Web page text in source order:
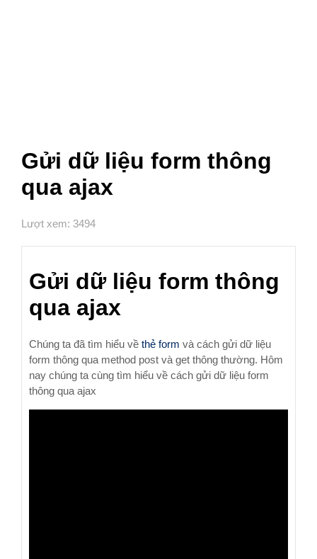
Gửi dữ liệu form thông
qua ajax
Lượt xem: 3494
Gửi dữ liệu form thông
qua ajax
Chúng ta đã tìm hiểu về thẻ form và cách gửi dữ liệu
form thông qua method post và get thông thường. Hôm
nay chúng ta cùng tìm hiểu về cách gửi dữ liệu form
thông qua ajax